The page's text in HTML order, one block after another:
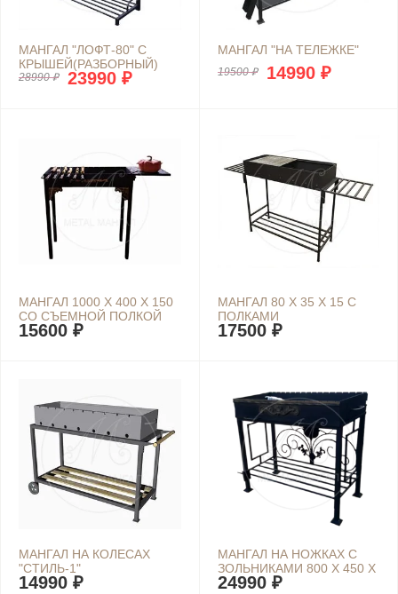
МАНГАЛ "ЛОФТ-80" С
КРЫШЕЙ(РАЗБОРНЫЙ)
28990 ₽ 23990 ₽
МАНГАЛ "НА ТЕЛЕЖКЕ"
19500 ₽ 14990 ₽
МАНГАЛ 1000 Х 400 Х 150
СО СЪЕМНОЙ ПОЛКОЙ
15600 ₽
МАНГАЛ 80 Х 35 Х 15 С
ПОЛКАМИ
17500 ₽
МАНГАЛ НА КОЛЕСАХ
"СТИЛЬ-1"
14990 ₽
МАНГАЛ НА НОЖКАХ С
ЗОЛЬНИКАМИ 800 Х 450 Х
150
24990 ₽